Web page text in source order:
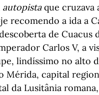
autopistaque cruzava
recomendo a ida a
de Cuacus
Carlos V, a
lindíssimo no alto
Mérida, capital
da Lusitânia